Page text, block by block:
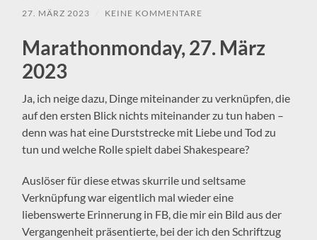
27. MÄRZ 2023 KEINE KOMMENTARE
Marathonmonday, 27. März
2023
Ja, ich neige dazu, Dinge miteinander zu verknüpfen, die
auf den ersten Blick nichts miteinander zu tun haben –
denn was hat eine Durststrecke mit Liebe und Tod zu
tun und welche Rolle spielt dabei Shakespeare?
Auslöser für diese etwas skurrile und seltsame
Verknüpfung war eigentlich mal wieder eine
liebenswerte Erinnerung in FB, die mir ein Bild aus der
Vergangenheit präsentierte, bei der ich den Schriftzug